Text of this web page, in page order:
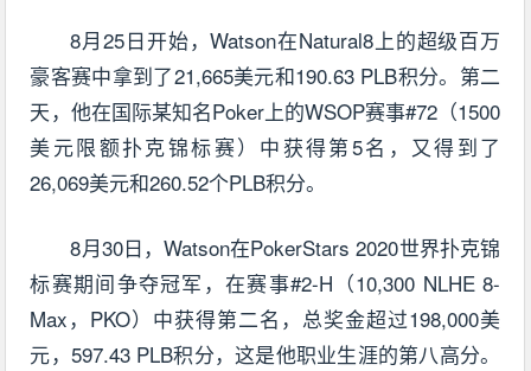
8月25日开始，Watson在Natural8上的超级百万
豪客赛中拿到了21,665美元和190.63 PLB积分。第二
天，他在国际某知名Poker上的WSOP赛事#72（1500
美元限额扑克锦标赛）中获得第5名，又得到了
26,069美元和260.52个PLB积分。
8月30日，Watson在PokerStars 2020世界扑克锦
标赛期间争夺冠军，在赛事#2-H（10,300 NLHE 8-
Max，PKO）中获得第二名，总奖金超过198,000美
元，597.43 PLB积分，这是他职业生涯的第八高分。